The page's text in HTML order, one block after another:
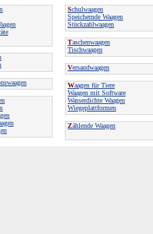
Schulwaagen
Speichernde Waagen
Stückzahlwaagen
Taschenwaagen
Tischwaagen
Versandwaagen
Waagen für Tiere
Waagen mit Software
Wasserdichte Waagen
Wiegeplattformen
Zählende Waagen